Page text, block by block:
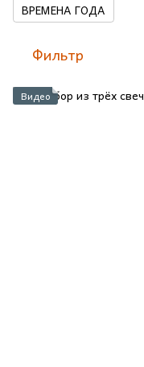
ВРЕМЕНА ГОДА
Фильтр
Видео